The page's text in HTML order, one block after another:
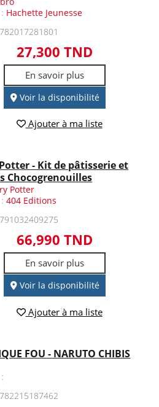
Hachette Jeunesse
27,300 TND
En savoir plus
Voir la disponibilité
Ajouter à ma liste
- Kit de pâtisserie et
Chocogrenouilles
Potter
:404 Editions
66,990 TND
En savoir plus
Voir la disponibilité
Ajouter à ma liste
FOU - NARUTO CHIBIS